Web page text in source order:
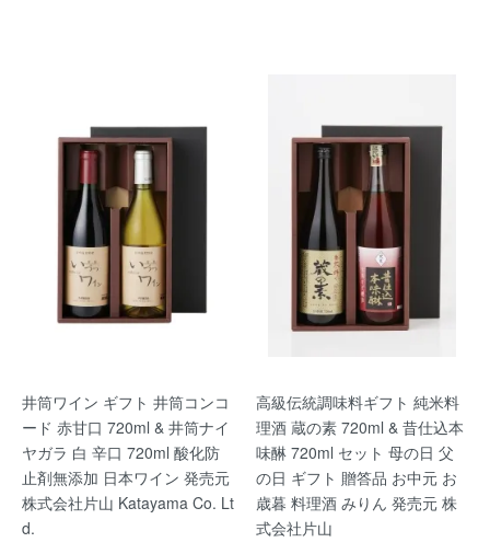
井筒ワイン ギフト 井筒コンコ
ード 赤甘口 720ml & 井筒ナイ
ヤガラ 白 辛口 720ml 酸化防
止剤無添加 日本ワイン 発売元
株式会社片山 Katayama Co. Lt
d.
高級伝統調味料ギフト 純米料
理酒 蔵の素 720ml & 昔仕込本
味醂 720ml セット 母の日 父
の日 ギフト 贈答品 お中元 お
歳暮 料理酒 みりん 発売元 株
式会社片山